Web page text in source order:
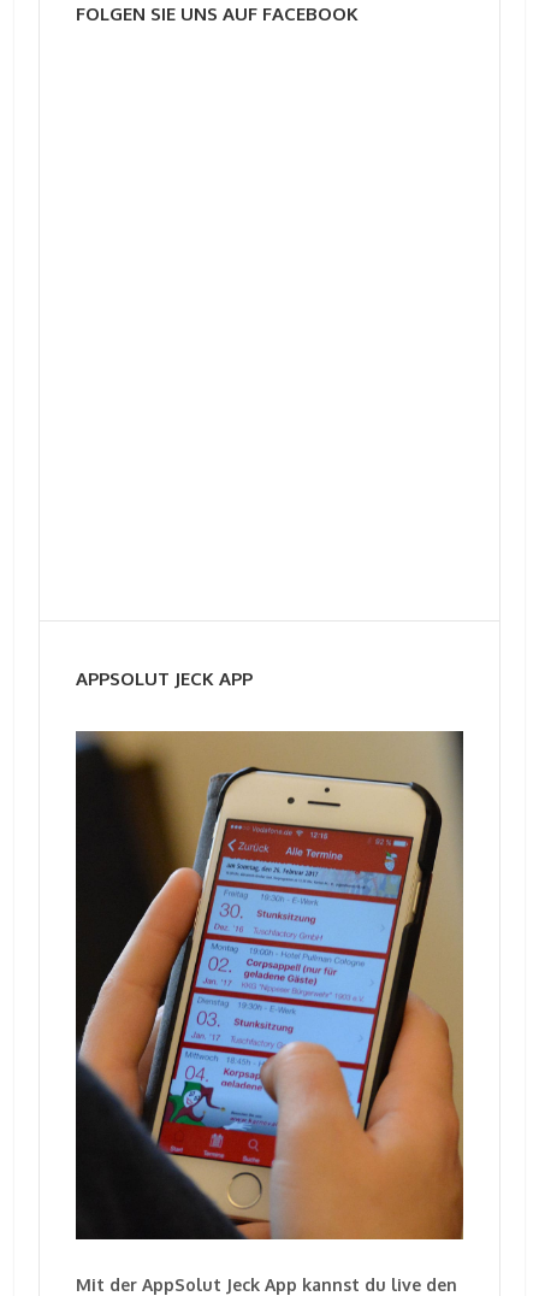
FOLGEN SIE UNS AUF FACEBOOK
APPSOLUT JECK APP
Mit der AppSolut Jeck App kannst du live den